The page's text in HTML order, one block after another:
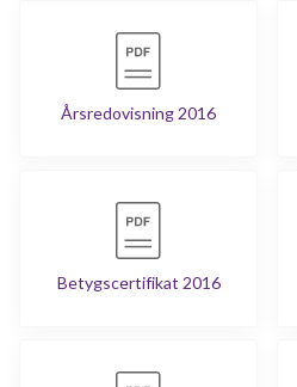
Årsredovisning 2016
Betygscertifikat 2016